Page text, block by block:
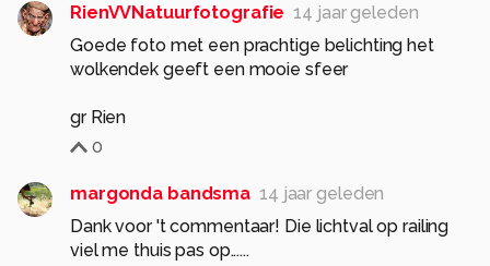
RienVVNatuurfotografie 14 jaar geleden
Goede foto met een prachtige belichting het
wolkendek geeft een mooie sfeer
gr Rien
0
margonda bandsma 14 jaar geleden
Dank voor 't commentaar! Die lichtval op railing
viel me thuis pas op......